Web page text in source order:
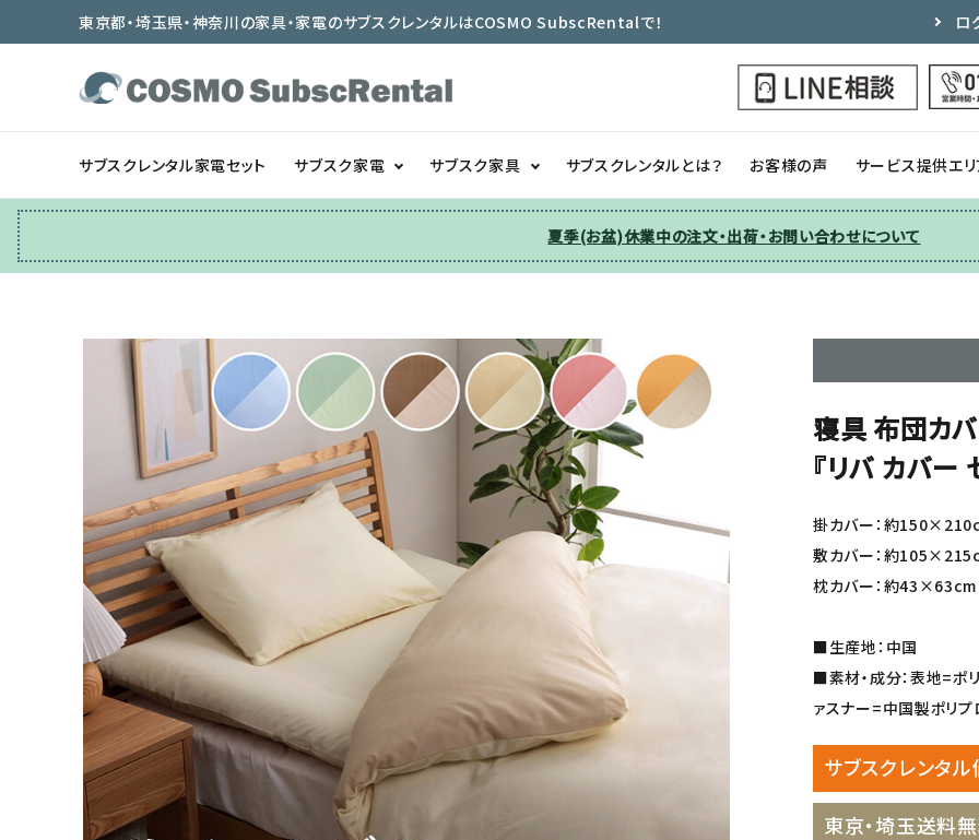
東京都・埼玉県・神奈川の家具・家電のサブスクレンタルはCOSMO SubscRentalで！ ロ
サブスクレンタル家電セット サブスク家電
冷蔵庫 洗濯機 季節家電
サブスク家具
テーブル/デスク チェア ソファー
ベッド/寝具 収納
サブスクレンタルとは？ お客様の声 サービス提供エ
夏季(お盆)休業中の注文・出荷・お問い合わせについて
寝具 布団カ
『リバ カバー
掛カバー：約
敷カバー：約
枕カバー：約43×63cm
■生産地：中国
■素材・成分：表地=ポ
ァスナー=中国製ポリプ
サブスクレンタ
東京・埼玉送料